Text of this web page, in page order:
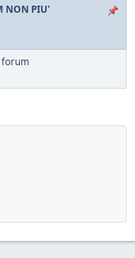
NON PIU'
forum